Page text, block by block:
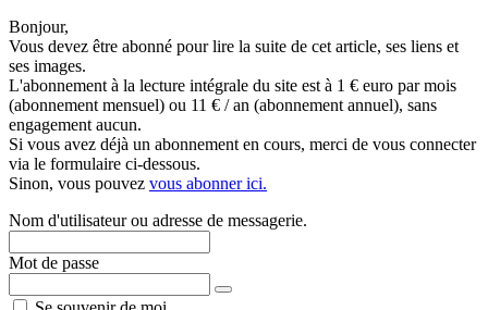
Bonjour,
Vous devez être abonné pour lire la suite de cet article, ses liens et
ses images.
L'abonnement à la lecture intégrale du site est à 1 € euro par mois
(abonnement mensuel) ou 11 € / an (abonnement annuel), sans
engagement aucun.
Si vous avez déjà un abonnement en cours, merci de vous connecter
via le formulaire ci-dessous.
Sinon, vous pouvez vous abonner ici.
Nom d'utilisateur ou adresse de messagerie.
Mot de passe